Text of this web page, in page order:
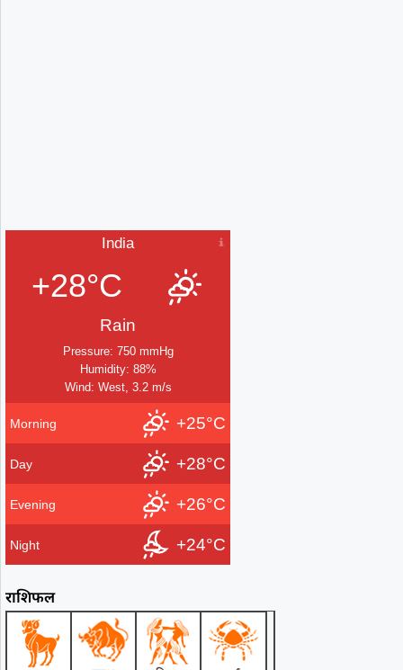
India
+28°C
Rain
Pressure: 750 mmHg
Humidity: 88%
Wind: West, 3.2 m/s
Morning +25°C
Day +28°C
Evening +26°C
Night +24°C
राशिफल